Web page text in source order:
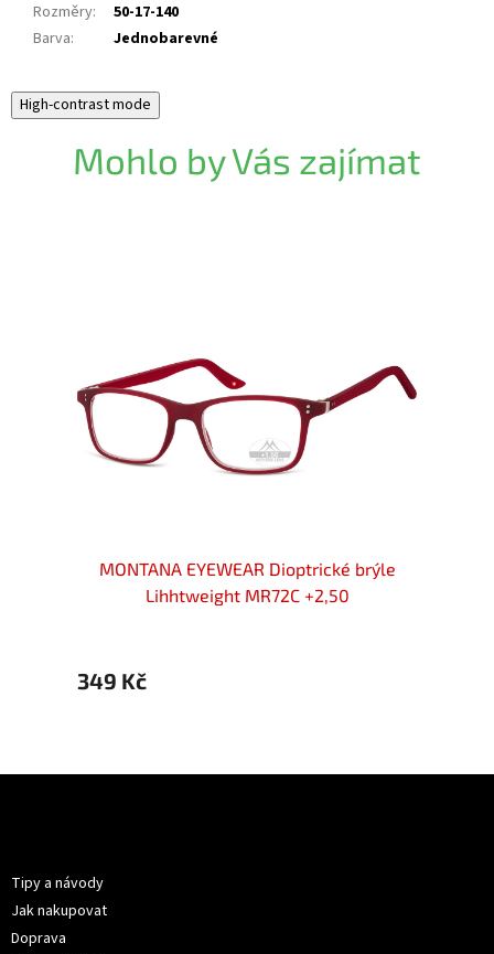
Rozměry:
50-17-140
Barva: Jednobarevné
High-contrast mode
Mohlo by Vás zajímat
MONTANA EYEWEAR Dioptrické brýle
Lihhtweight MR72C +2,50
349 Kč
Tipy a návody
Jak nakupovat
Doprava